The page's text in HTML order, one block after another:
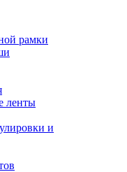
рамки
ленты
и